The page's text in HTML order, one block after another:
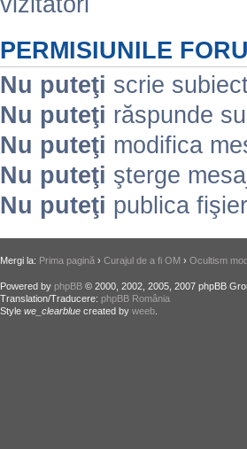
PERMISIUNILE
Nu puteţi scrie
Nu puteţi răspunde
Nu puteţi modifica
Nu puteţi şterge
Nu puteţi publica
Mergi la: Prima pagină › Curajul de a fi OM › Ocultism
Powered by phpBB © 2000, 2002, 2005, 2007 phpBB
Translation/Traducere: phpBB România
Style we_clearblue created by weeb